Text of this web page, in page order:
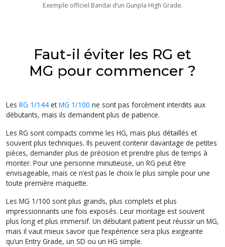
Exemple officiel Bandai d’un Gunpla High Grade.
Faut-il éviter les RG et
MG pour commencer ?
Les RG 1/144 etMG 1/100 ne sont pas forcément interdits aux
débutants, mais ils demandent plus de patience.
Les RG sont compacts comme les HG, mais plus détaillés et
souvent plus techniques. Ils peuvent contenir davantage de petites
pièces, demander plus de précision et prendre plus de temps à
monter. Pour une personne minutieuse, un RG peut être
envisageable, mais ce n’est pas le choix le plus simple pour une
toute première maquette.
Les MG 1/100 sont plus grands, plus complets et plus
impressionnants une fois exposés. Leur montage est souvent
plus long et plus immersif. Un débutant patient peut réussir un MG,
mais il vaut mieux savoir que l’expérience sera plus exigeante
qu’un Entry Grade, un SD ou un HG simple.